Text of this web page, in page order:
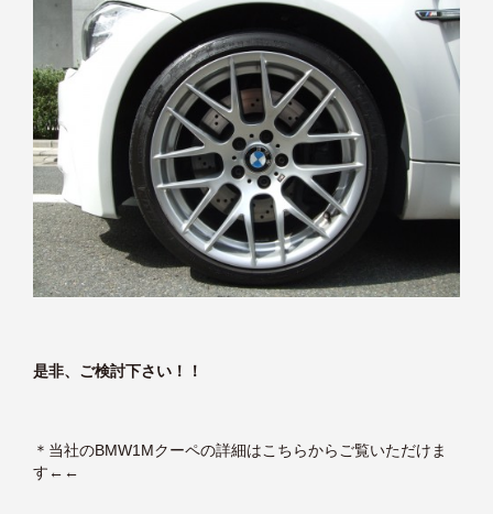
是非、ご検討下さい！！
＊ 当社のBMW1Mクーペの詳細はこちらからご覧いただけま
す ←←